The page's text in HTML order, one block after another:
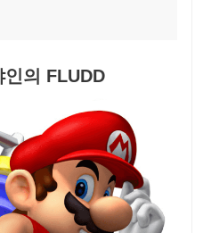
의 FLUDD